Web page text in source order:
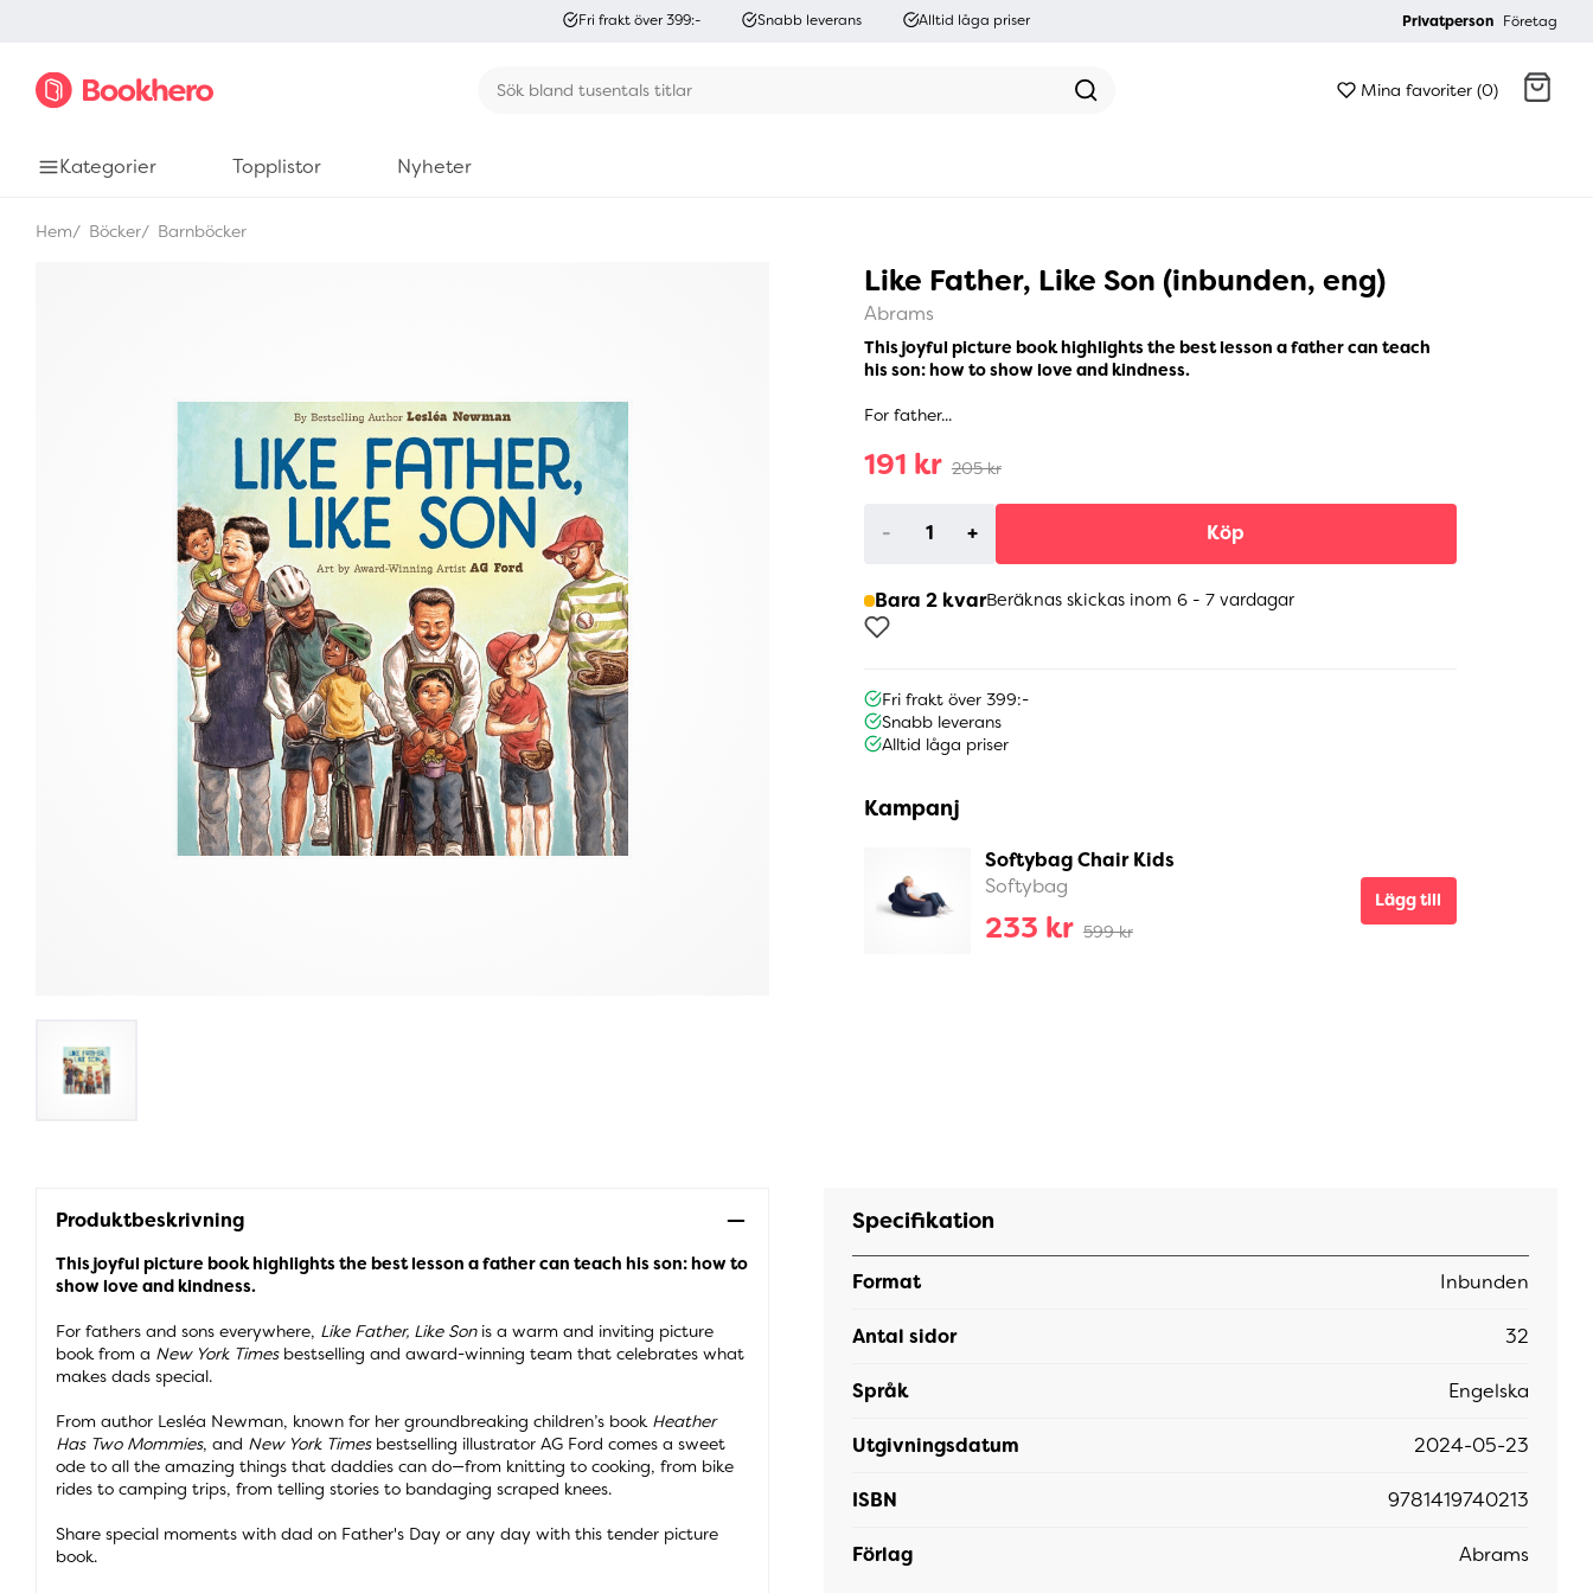
Fri frakt över 399:- Snabb leverans Alltid låga priser Privatperson Företag
Mina favoriter (0)
Kategorier Topplistor Nyheter
Hem Böcker Barnböcker
Like Father, Like Son (inbunden, eng)
Abrams
This joyful picture book highlights the best lesson a father can teach
his son: how to show love and kindness.
For father...
191 kr 205 kr
- + Köp
Bara 2 kvarBeräknas skickas inom 6 - 7 vardagar
Fri frakt över 399:-
Snabb leverans
Alltid låga priser
Kampanj
Softybag Chair Kids
Softybag
233 kr 599 kr
Lägg till
Produktbeskrivning
This joyful picture book highlights the best lesson a father can teach his son: how to
show love and kindness.
For fathers and sons everywhere, Like Father, Like Sonis a warm and inviting picture
book from a New York Timesbestselling and award-winning team that celebrates what
makes dads special.
From author Lesléa Newman, known for her groundbreaking children’s book Heather
Has Two Mommies, and New York Timesbestselling illustrator AG Ford comes a sweet
ode to all the amazing things that daddies can do—from knitting to cooking, from bike
rides to camping trips, from telling stories to bandaging scraped knees.
Share special moments with dad on Father's Day or any day with this tender picture
book.
Specifikation
Format Inbunden
Antal sidor 32
Språk Engelska
Utgivningsdatum 2024-05-23
ISBN 9781419740213
Förlag Abrams